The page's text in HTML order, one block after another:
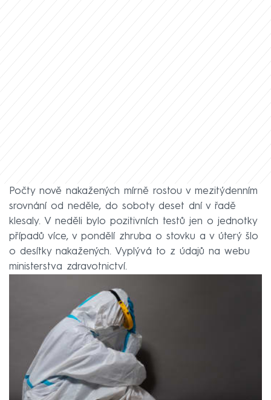
Počty nově nakažených mírně rostou v mezitýdenním
srovnání od neděle, do soboty deset dní v řadě
klesaly. V neděli bylo pozitivních testů jen o jednotky
případů více, v pondělí zhruba o stovku a v úterý šlo
o desítky nakažených. Vyplývá to z údajů na webu
ministerstva zdravotnictví.